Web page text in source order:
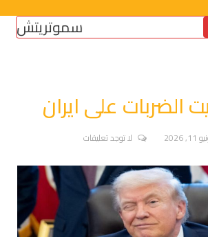
سموتريتش: بقاء
الضربات على ايران
2026 لا توجد تعليقات